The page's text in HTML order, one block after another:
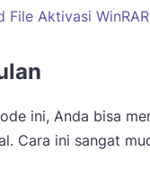
File Aktivasi
ini, Anda bisa
Cara ini sangat